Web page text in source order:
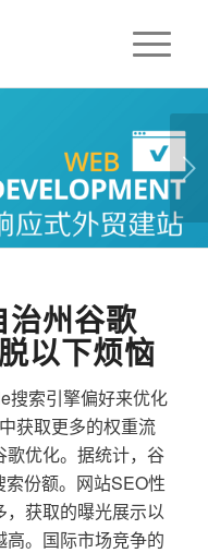
下一页
1 2
治州谷歌
以下烦恼
搜索引擎偏好来优化
获取更多的权重流
歌优化。据统计，谷
份额。网站SEO性
获取的曝光展示以
。国际市场竞争的